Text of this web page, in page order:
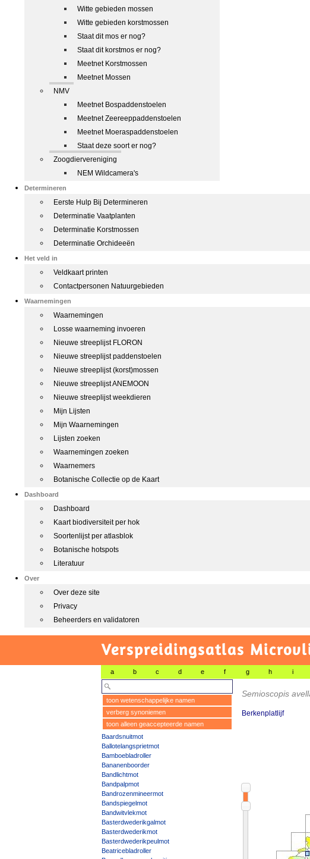
Witte gebieden mossen
Witte gebieden korstmossen
Staat dit mos er nog?
Staat dit korstmos er nog?
Meetnet Korstmossen
Meetnet Mossen
NMV
Meetnet Bospaddenstoelen
Meetnet Zeereeppaddenstoelen
Meetnet Moeraspaddenstoelen
Staat deze soort er nog?
Zoogdiervereniging
NEM Wildcamera's
Determineren
Eerste Hulp Bij Determineren
Determinatie Vaatplanten
Determinatie Korstmossen
Determinatie Orchideeën
Het veld in
Veldkaart printen
Contactpersonen Natuurgebieden
Waarnemingen
Waarnemingen
Losse waarneming invoeren
Nieuwe streeplijst FLORON
Nieuwe streeplijst paddenstoelen
Nieuwe streeplijst (korst)mossen
Nieuwe streeplijst ANEMOON
Nieuwe streeplijst weekdieren
Mijn Lijsten
Mijn Waarnemingen
Lijsten zoeken
Waarnemingen zoeken
Waarnemers
Botanische Collectie op de Kaart
Dashboard
Dashboard
Kaart biodiversiteit per hok
Soortenlijst per atlasblok
Botanische hotspots
Literatuur
Over
Over deze site
Privacy
Beheerders en validatoren
Verspreidingsatlas
a b c d e f g h i
toon wetenschappelijke namen
verberg synoniemen
toon alleen geaccepteerde namen
Baardsnuitmot
Ballotelangsprietmot
Bamboebladroller
Bananenboorder
Bandlichtmot
Bandpalpmot
Bandrozenmineermot
Bandspiegelmot
Bandwitvlekmot
Basterdwederikgalmot
Basterdwederikmot
Basterdwederikpeulmot
Beatricebladroller
Semioscopis
Berkenplatlijf